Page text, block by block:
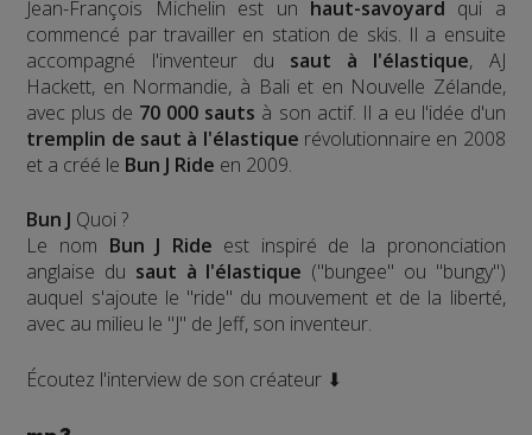
Jean-François Michelin est un haut-savoyard qui a
commencé par travailler en station de skis. Il a ensuite
accompagné l'inventeur du saut à l'élastique, AJ
Hackett, en Normandie, à Bali et en Nouvelle Zélande,
avec plus de 70 000 sauts à son actif. Il a eu l'idée d'un
tremplin de saut à l'élastique révolutionnaire en 2008
et a créé le Bun J Ride en 2009.
Bun J Quoi ?
Le nom Bun J Ride est inspiré de la prononciation
anglaise du saut à l'élastique ("bungee" ou "bungy")
auquel s'ajoute le "ride" du mouvement et de la liberté,
avec au milieu le "J" de Jeff, son inventeur.
Écoutez l'interview de son créateur ⬇